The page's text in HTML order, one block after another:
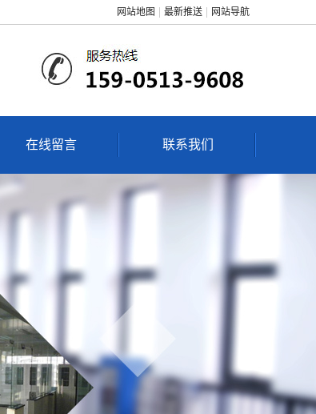
网站地图 最新推送 网站导航
在线留言 联系我们